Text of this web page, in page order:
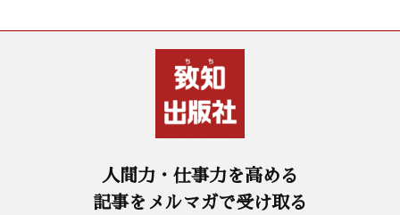
人間力・仕事力を高める
記事をメルマガで受け取る